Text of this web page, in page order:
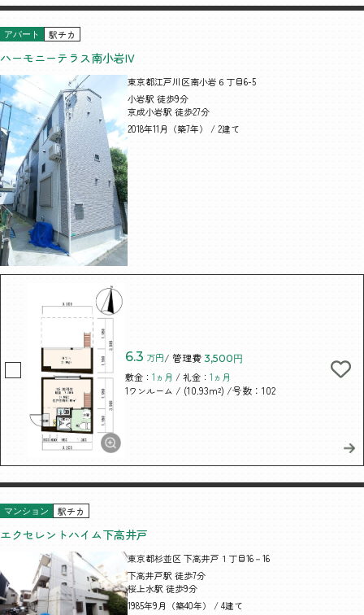
アパート 駅チカ
ハーモニーテラス南小岩IV
東京都江戸川区南小岩６丁目6-5
小岩駅 徒歩9分
京成小岩駅 徒歩27分
2018年11月（築7年） / 2建て
6.3 万円/ 管理費 3,500円
敷金：1ヵ月 / 礼金：1ヵ月
1ワンルーム / (10.93m²) /号数：102
マンション 駅チカ
エクセレントハイム下高井戸
東京都杉並区 下高井戸１丁目16－16
下高井戸駅 徒歩7分
桜上水駅 徒歩9分
1985年9月（築40年） / 4建て